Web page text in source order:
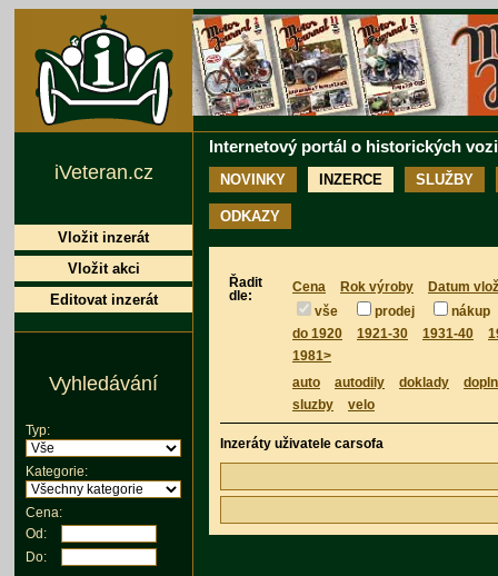
Internetový portál o historických
NOVINKY INZERCE SLUŽBY
ODKAZY
Řadit
dle:
Cena Rok výroby
Datum
vše
prodej
nákup
do 1920
1921-30 1931-40
1981>
auto
autodily doklady
sluzby
velo
Inzeráty uživatele carsofa
iVeteran.cz
Vložit inzerát
Vložit akci
Editovat inzerát
Vyhledávání
Typ:
Kategorie:
Cena:
Od:
Do: